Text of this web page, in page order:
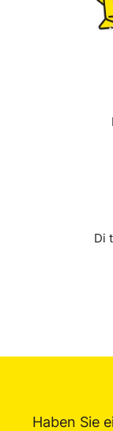
Di
Haben Sie